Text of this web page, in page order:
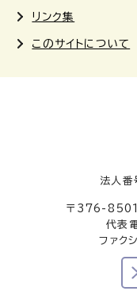
リンク集
このサイトについて
法人
〒376-8501
代表
ファク